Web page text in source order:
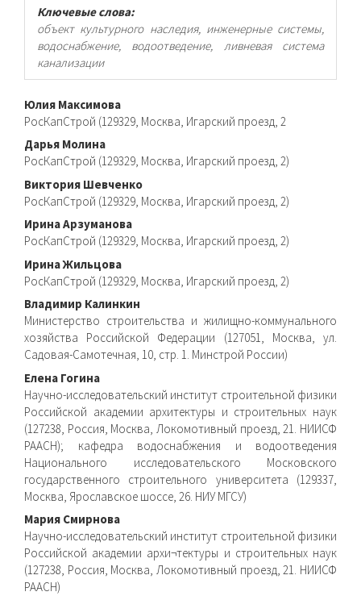
Ключевые слова:
объект культурного наследия, инженерные системы,
водоснабжение, водоотведение, ливневая система
канализации
Основное
содержимое
статьи
Юлия Максимова
РосКапСтрой (129329, Москва, Игарский проезд, 2
Дарья Молина
РосКапСтрой (129329, Москва, Игарский проезд, 2)
Виктория Шевченко
РосКапСтрой (129329, Москва, Игарский проезд, 2)
Ирина Арзуманова
РосКапСтрой (129329, Москва, Игарский проезд, 2)
Ирина Жильцова
РосКапСтрой (129329, Москва, Игарский проезд, 2)
Владимир Калинкин
Министерство строительства и жилищно-коммунального
хозяйства Российской Федерации (127051, Москва, ул.
Садовая-Самотечная, 10, стр. 1. Минстрой России)
Елена Гогина
Научно-исследовательский институт строительной физики
Российской академии архитектуры и строительных наук
(127238, Россия, Москва, Локомотивный проезд, 21. НИИСФ
РААСН); кафедра водоснабжения и водоотведения
Национального исследовательского Московского
государственного строительного университета (129337,
Москва, Ярославское шоссе, 26. НИУ МГСУ)
Мария Смирнова
Научно-исследовательский институт строительной физики
Российской академии архи¬тектуры и строительных наук
(127238, Россия, Москва, Локомотивный проезд, 21. НИИСФ
РААСН)